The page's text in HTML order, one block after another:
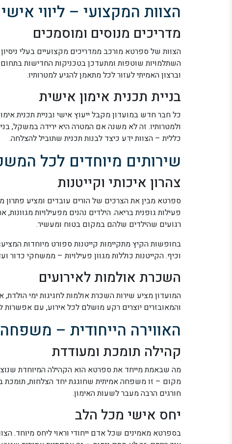
הצוות המקצועי – ליווי
מדריכים מנוסים ומוסמכים
הצוות של ספרטא מורכב ממדריכים מקצועיים בעלי
השתלמויות שוטפות ומתעדכן בטכניקות החדישות
וברצון האמיתי לעזור לכל מתאמן להגיע למטרותיו.
בניית תכנית אימון אישית
כל חבר חדש במועדון מקבל ייעוץ אישי ובניית תכנית
ולמטרותיו. זה לא משנה אם המטרה היא ירידה במשקל,
כללית – הצוות ידע כיצד לבנות תכנית שתוביל להצלחה.
שירותים מיוחדים לכל
צהרון איכותי וקייטנות
ספרטא מבין את הצרכים של הורים עובדים ומציע
פעילות גופנית בריאה. הילדים נהנים מפעילויות
רגועים שהילדים שלהם במקום בטוח ומעשיר.
בחופשות הקיץ מתקיימות קייטנות ספורט מיוחדות
וכיף. הקייטנות כוללות מגוון פעילויות – ממשחקי כדור
השכרת אולמות לאירועים
המועדון מציע שירות השכרת אולמות לחגיגות ימי הולדת,
והמאובזרים יוצרים רקע מושלם לכל אירוע, עם אפשרות
האווירה הייחודית –
קהילה תומכת ומעודדת
מה שבאמת מייחד את ספרטא הוא הקהילה המיוחדת
מקום – זו משפחה אמיתית שחוגגת יחד הצלחות, תומכת
חורגים הרבה מעבר לשעות האימון.
יחס אישי מכל הלב
בספרטא מאמינים שכל אדם ייחודי וראוי ליחס מיוחד.